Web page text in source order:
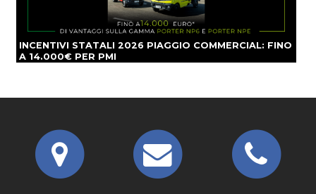
INCENTIVI STATALI 2026 PIAGGIO COMMERCIAL: FINO
A 14.000€ PER PMI